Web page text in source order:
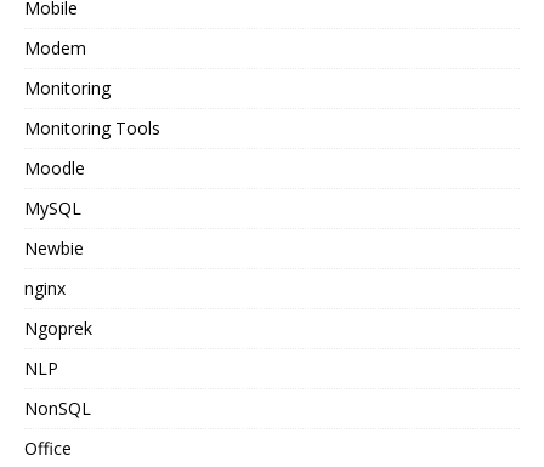
Mobile
Modem
Monitoring
Monitoring Tools
Moodle
MySQL
Newbie
nginx
Ngoprek
NLP
NonSQL
Office